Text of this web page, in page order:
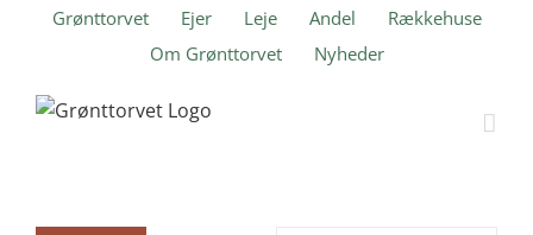
Grønttorvet Ejer Leje Andel
Rækkehuse
Om Grønttorvet
Nyheder